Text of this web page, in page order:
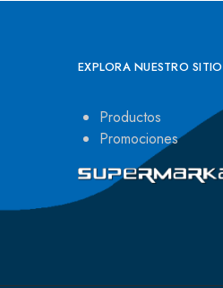
EXPLORA NUESTRO SITIO
Productos
Promociones